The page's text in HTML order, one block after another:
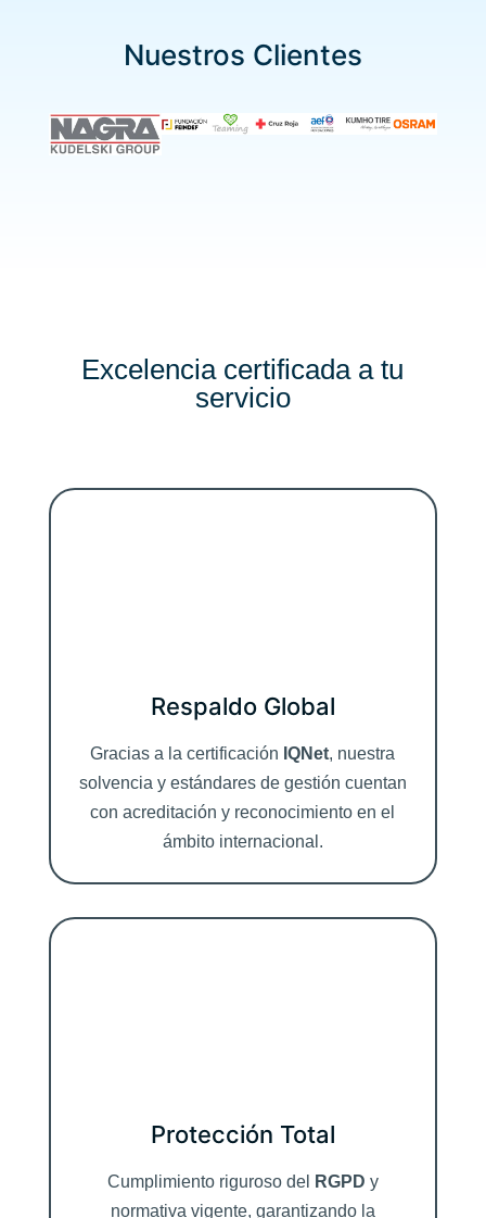
Nuestros Clientes
Excelencia certificada a tu
servicio
Respaldo Global
Gracias a la certificación IQNet, nuestra
solvencia y estándares de gestión cuentan
con acreditación y reconocimiento en el
ámbito internacional.
Protección Total
Cumplimiento riguroso del RGPD y
normativa vigente, garantizando la